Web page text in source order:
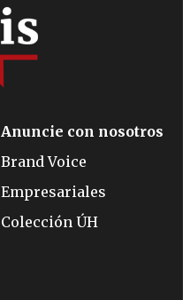
Anuncie con nosotros
Brand Voice
Empresariales
Colección ÚH